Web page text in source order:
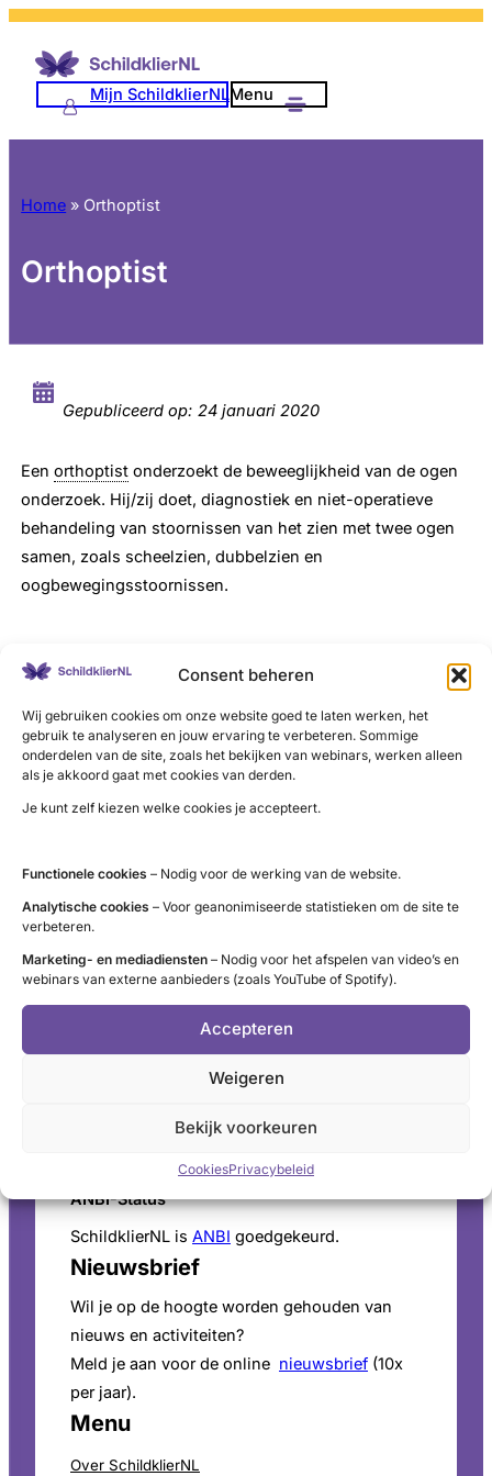
Consent beheren
Wij gebruiken cookies om onze website goed te laten werken, het
gebruik te analyseren en jouw ervaring te verbeteren. Sommige
onderdelen van de site, zoals het bekijken van webinars, werken alleen
als je akkoord gaat met cookies van derden.
Je kunt zelf kiezen welke cookies je accepteert.
Functionele cookies – Nodig voor de werking van de website.
Analytische cookies – Voor geanonimiseerde statistieken om de site te
verbeteren.
Marketing- en mediadiensten – Nodig voor het afspelen van video’s en
webinars van externe aanbieders (zoals YouTube of Spotify).
Accepteren
Weigeren
Bekijk voorkeuren
CookiesPrivacybeleid
Mijn SchildklierNLMenu
Home » Orthoptist
Orthoptist
Gepubliceerd op: 24 januari 2020
Eenorthoptist onderzoekt de beweeglijkheid van de ogen
onderzoek. Hij/zij doet, diagnostiek en niet-operatieve
behandeling van stoornissen van het zien met twee ogen
samen, zoals scheelzien, dubbelzien en
oogbewegingsstoornissen.
LinkedIn
X YouTube
Instagram
Facebook
Administratie (9 tot 12 uur)
tel. 085 – 489 12 36
info@schildklier.nl
Postbus 60, 3940 AB Doorn
Voor een luisterend oor, informatie en
Voor persinformatie en mediaverzoeken bekijk
perspagina .
ANBI-Status
SchildklierNL is ANBI goedgekeurd.
Nieuwsbrief
Wil je op de hoogte worden gehouden van
nieuws en activiteiten?
Meld je aan voor de online nieuwsbrief (10x
per jaar).
Menu
Over SchildklierNL